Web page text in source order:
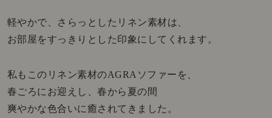
軽やかで、さらっとしたリネン素材は、
お部屋をすっきりとした印象にしてくれます。
私もこのリネン素材のAGRAソファーを、
春ごろにお迎えし、春から夏の間
爽やかな色合いに癒されてきました。